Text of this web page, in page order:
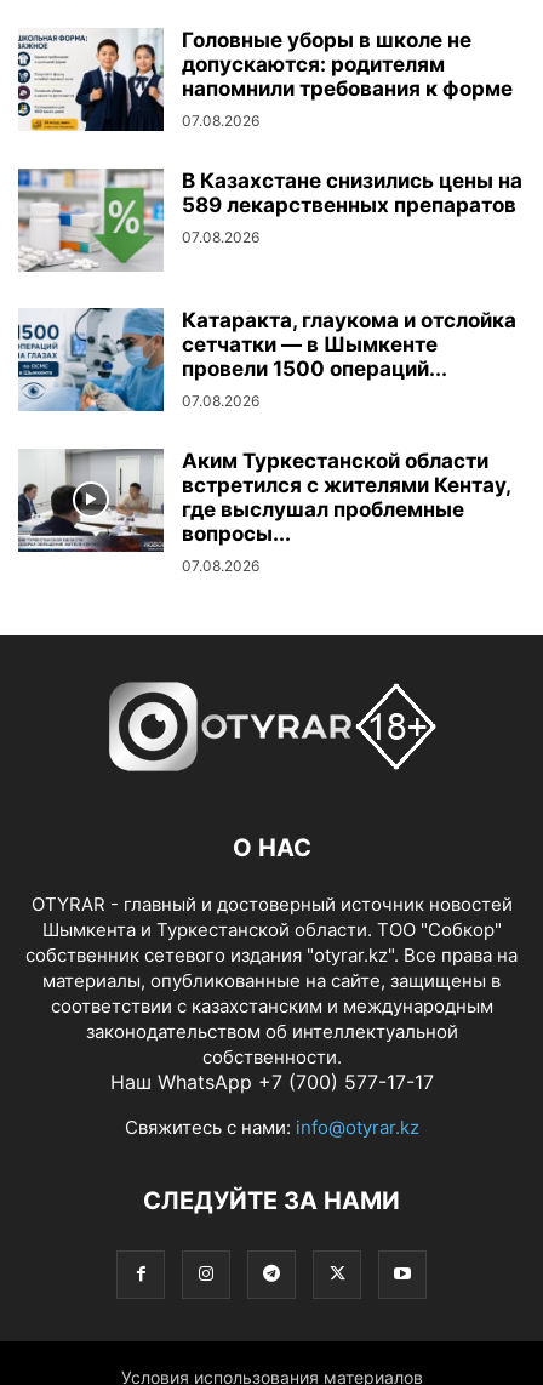
Головные уборы в школе не
допускаются: родителям
напомнили требования к форме
07.08.2026
В Казахстане снизились цены на
589 лекарственных препаратов
07.08.2026
Катаракта, глаукома и отслойка
сетчатки — в Шымкенте
провели 1500 операций...
07.08.2026
Аким Туркестанской области
встретился с жителями Кентау,
где выслушал проблемные
вопросы...
07.08.2026
О НАС
OTYRAR - главный и достоверный источник новостей
Шымкента и Туркестанской области. ТОО "Собкор"
собственник сетевого издания "otyrar.kz". Все права на
материалы, опубликованные на сайте, защищены в
соответствии с казахстанским и международным
законодательством об интеллектуальной
собственности.
Наш WhatsApp +7 (700) 577-17-17
Свяжитесь с нами: info@otyrar.kz
СЛЕДУЙТЕ ЗА НАМИ
Условия использования материалов